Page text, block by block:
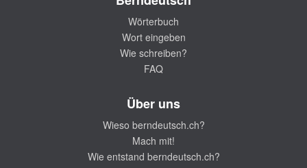
Wörterbuch
Wort eingeben
Wie schreiben?
FAQ
Über uns
Wieso berndeutsch.ch?
Mach mit!
Wie entstand berndeutsch.ch?